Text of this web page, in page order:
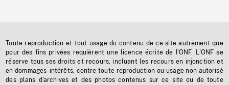
Toute reproduction et tout usage du contenu de ce site autrement que
pour des fins privées requièrent une licence écrite de l'ONF. L'ONF se
réserve tous ses droits et recours, incluant les recours en injonction et
en dommages-intérêts, contre toute reproduction ou usage non autorisé
des plans d'archives et des photos contenus sur ce site ou de toute